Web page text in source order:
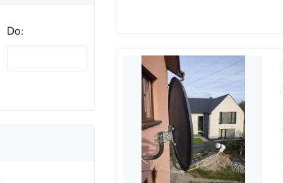
Do: